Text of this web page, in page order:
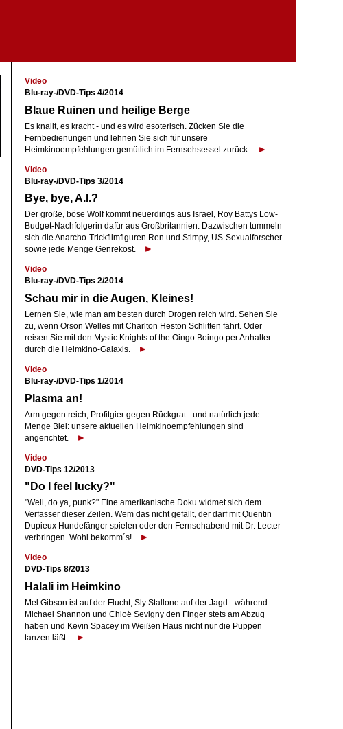
Video
Blu-ray-/DVD-Tips 4/2014
Blaue Ruinen und heilige Berge
Es knallt, es kracht - und es wird esoterisch. Zücken Sie die
Fernbedienungen und lehnen Sie sich für unsere
Heimkinoempfehlungen gemütlich im Fernsehsessel zurück.
Video
Blu-ray-/DVD-Tips 3/2014
Bye, bye, A.I.?
Der große, böse Wolf kommt neuerdings aus Israel, Roy Battys Low-
Budget-Nachfolgerin dafür aus Großbritannien. Dazwischen tummeln
sich die Anarcho-Trickfilmfiguren Ren und Stimpy, US-Sexualforscher
sowie jede Menge Genrekost.
Video
Blu-ray-/DVD-Tips 2/2014
Schau mir in die Augen, Kleines!
Lernen Sie, wie man am besten durch Drogen reich wird. Sehen Sie
zu, wenn Orson Welles mit Charlton Heston Schlitten fährt. Oder
reisen Sie mit den Mystic Knights of the Oingo Boingo per Anhalter
durch die Heimkino-Galaxis.
Video
Blu-ray-/DVD-Tips 1/2014
Plasma an!
Arm gegen reich, Profitgier gegen Rückgrat - und natürlich jede
Menge Blei: unsere aktuellen Heimkinoempfehlungen sind
angerichtet.
Video
DVD-Tips 12/2013
"Do I feel lucky?"
"Well, do ya, punk?" Eine amerikanische Doku widmet sich dem
Verfasser dieser Zeilen. Wem das nicht gefällt, der darf mit Quentin
Dupieux Hundefänger spielen oder den Fernsehabend mit Dr. Lecter
verbringen. Wohl bekomm´s!
Video
DVD-Tips 8/2013
Halali im Heimkino
Mel Gibson ist auf der Flucht, Sly Stallone auf der Jagd - während
Michael Shannon und Chloë Sevigny den Finger stets am Abzug
haben und Kevin Spacey im Weißen Haus nicht nur die Puppen
tanzen läßt.